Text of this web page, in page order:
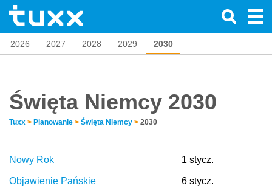
2026 2027 2028 2029 2030
Święta Niemcy 2030
Tuxx > Planowanie > Święta Niemcy > 2030
Nowy Rok 1 stycz.
Objawienie Pańskie 6 stycz.